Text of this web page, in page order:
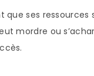
que ses ressources
mordre ou